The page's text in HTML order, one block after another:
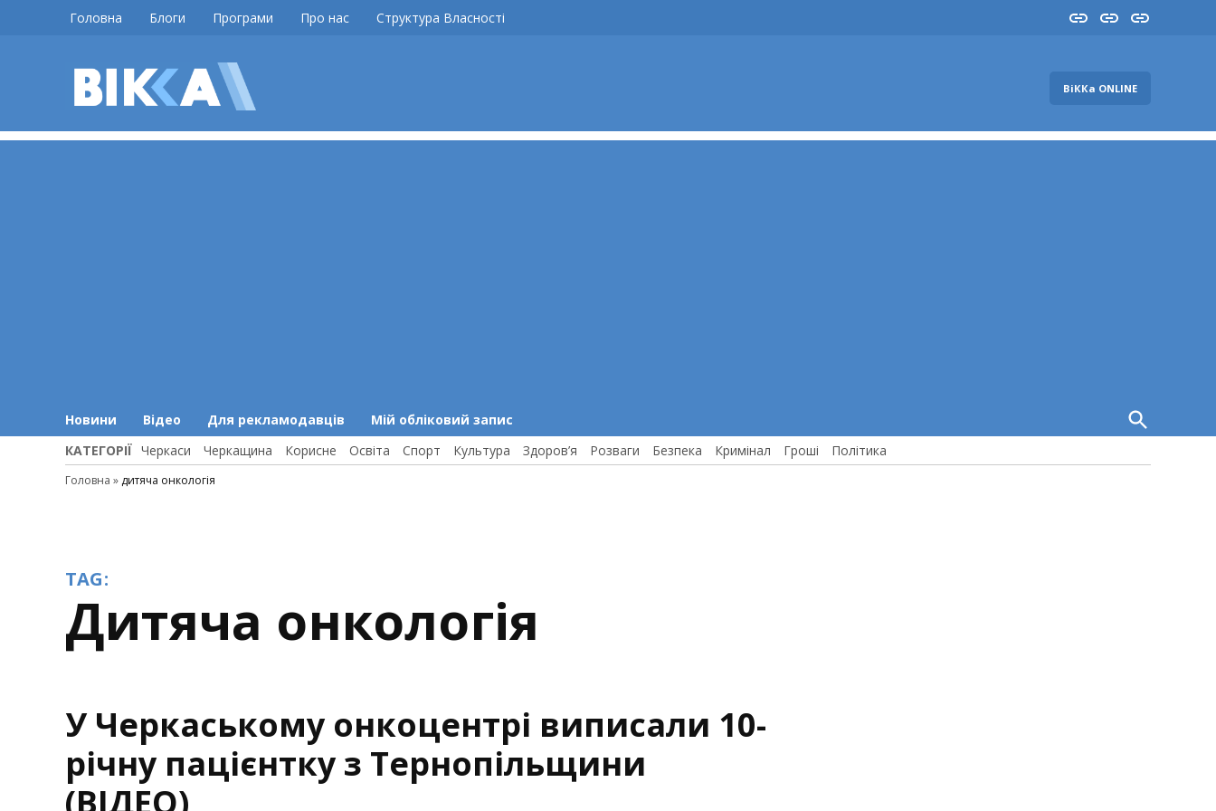
Головна Блоги Програми Про нас Структура Власності InstaYouTube
FB
ВіККа ONLINE
Новини Відео Для рекламодавців Мій обліковий запис
Open
Search
КАТЕГОРІЇ Черкаси Черкащина Корисне Освіта Спорт Культура Здоров’я Розваги Безпека Кримінал Гроші Політика
Головна » дитяча онкологія
TAG:
дитяча онкологія
У Черкаському онкоцентрі виписали 10-
річну пацієнтку з Тернопільщини